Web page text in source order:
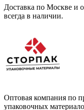
Доставка по Москве и
всегда в наличии.
Оптовая компания по
упаковочных